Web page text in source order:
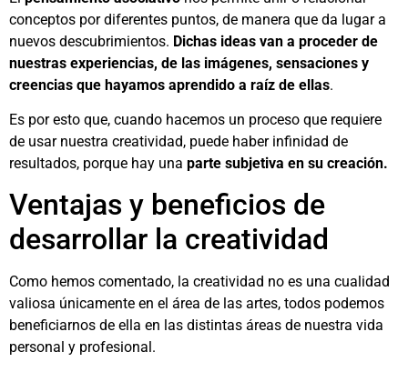
conceptos por diferentes puntos, de manera que da lugar a
nuevos descubrimientos. Dichas ideas van a proceder de
nuestras experiencias, de las imágenes, sensaciones y
creencias que hayamos aprendido a raíz de ellas.
Es por esto que, cuando hacemos un proceso que requiere
de usar nuestra creatividad, puede haber infinidad de
resultados, porque hay una parte subjetiva en su creación.
Ventajas y beneficios de
desarrollar la creatividad
Como hemos comentado, la creatividad no es una cualidad
valiosa únicamente en el área de las artes, todos podemos
beneficiarnos de ella en las distintas áreas de nuestra vida
personal y profesional.